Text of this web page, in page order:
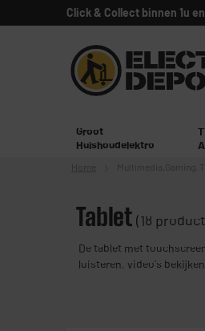
Click & Collect binnen 1u
Groot
Huishoudelektro
Gaming,
Tablet (18
De tablet met
luisteren, video's